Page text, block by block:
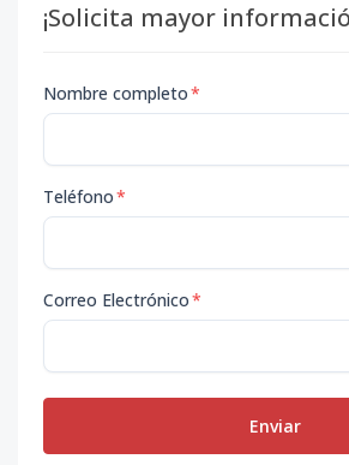
¡Solicita mayor
Nombre completo*
Teléfono*
Correo Electrónico*
Enviar